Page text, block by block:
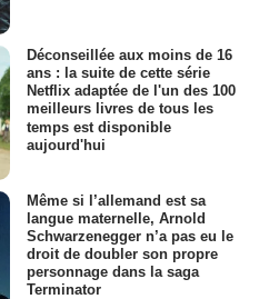
Déconseillée aux moins de 16
ans : la suite de cette série
Netflix adaptée de l'un des 100
meilleurs livres de tous les
temps est disponible
aujourd'hui
Même si l’allemand est sa
langue maternelle, Arnold
Schwarzenegger n’a pas eu le
droit de doubler son propre
personnage dans la saga
Terminator